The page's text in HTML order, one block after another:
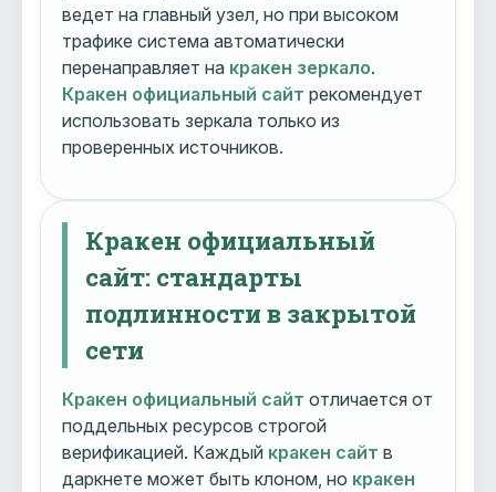
ведет на главный узел, но при высоком
трафике система автоматически
перенаправляет на кракен зеркало.
Кракен официальный сайт рекомендует
использовать зеркала только из
проверенных источников.
Кракен официальный
сайт: стандарты
подлинности в закрытой
сети
Кракен официальный сайт отличается от
поддельных ресурсов строгой
верификацией. Каждый кракен сайт в
даркнете может быть клоном, но кракен